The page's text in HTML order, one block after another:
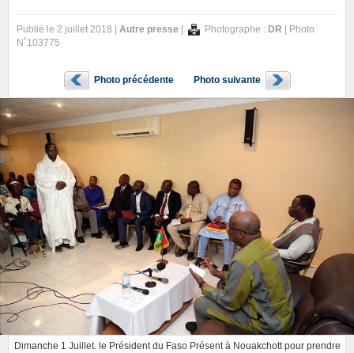
Publié le 2 juillet 2018 | Autre presse Photographe : DR | Photo
N˚103775
Photo précédente Photo suivante
Dimanche 1 Juillet. le Président du Faso Présent à Nouakchott pour prendre